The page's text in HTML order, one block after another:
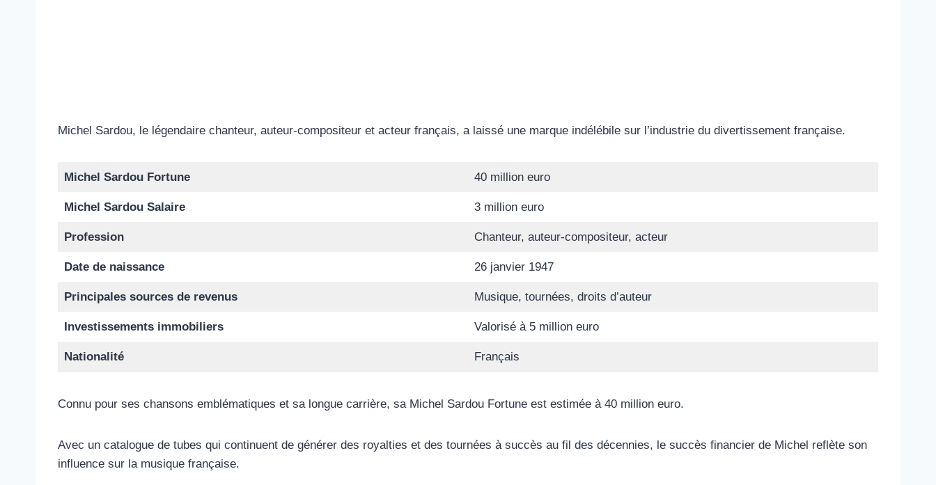
Michel Sardou, le légendaire chanteur, auteur-compositeur et acteur français, a laissé une marque indélébile sur l’industrie du divertissement française.
Michel Sardou Fortune 40 million euro
Michel Sardou Salaire 3 million euro
Profession Chanteur, auteur-compositeur, acteur
Date de naissance 26 janvier 1947
Principales sources de revenus Musique, tournées, droits d’auteur
Investissements immobiliers Valorisé à 5 million euro
Nationalité Français
Connu pour ses chansons emblématiques et sa longue carrière, sa Michel Sardou Fortune est estimée à 40 million euro.
Avec un catalogue de tubes qui continuent de générer des royalties et des tournées à succès au fil des décennies, le succès financier de Michel reflète son
influence sur la musique française.